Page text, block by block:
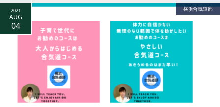
2021
AUG
04
横浜合気道部